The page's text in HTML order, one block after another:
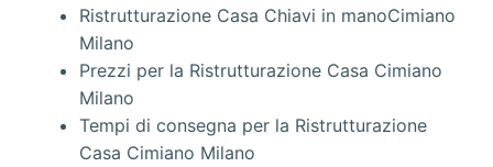
Ristrutturazione Casa Chiavi in manoCimiano
Milano
Prezzi per la Ristrutturazione Casa Cimiano
Milano
Tempi di consegna per la Ristrutturazione
Casa Cimiano Milano